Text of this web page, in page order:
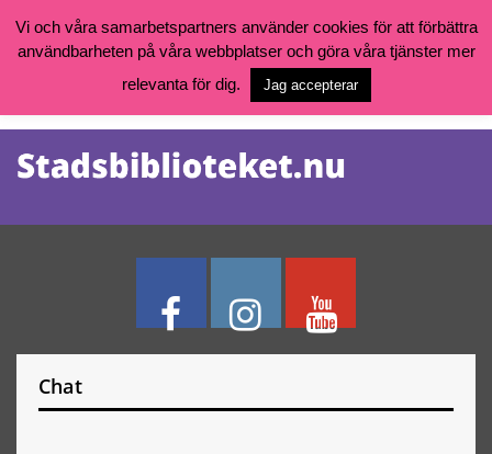
Vill du söka böcker, logga in på ditt bibliotekskonto eller nå övriga
goteborg.se/bibliotek
Öppettider, katalog och kontakt
Tjänster
Chat
Vi och våra samarbetspartners använder cookies för att förbättra
användbarheten på våra webbplatser och göra våra tjänster mer
relevanta för dig.
Jag accepterar